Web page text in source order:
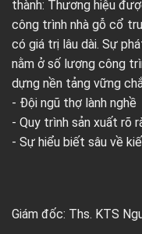
thành: Thương hiệu
công trình nhà gỗ cổ
có giá trị lâu dài. Sự
nằm ở số lượng công
dựng nền tảng vững
- Đội ngũ thợ lành nghề
- Quy trình sản xuất rõ
- Sự hiểu biết sâu về
Giám đốc: Ths. KTS